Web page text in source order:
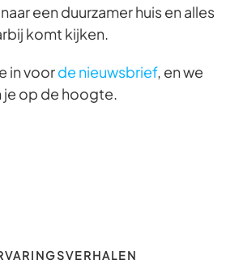
een duurzamer huis en alles
komt kijken.
in voorde nieuwsbrief, en we
je op de hoogte.